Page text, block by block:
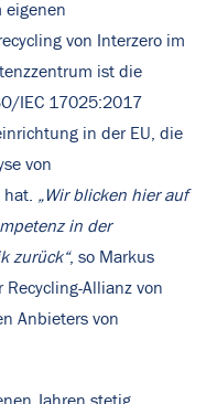
eigenen
von Interzero im
ist die
IEC 17025:2017
in der EU, die
von
„Wir blicken hier auf
in der
zurück“, so Markus
Recycling-Allianz von
Anbieters von